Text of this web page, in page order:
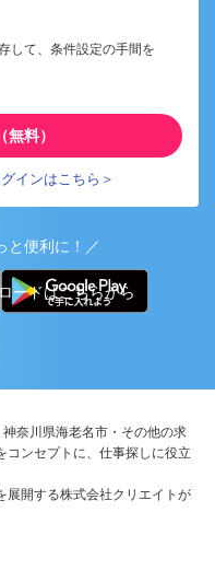
して、条件設定の手間を
料）
インはこちら＞
と便利に！／
ードはこちらから
神奈川県海老名市・その他の求
コンセプトに、仕事探しに役立
展開する株式会社クリエイトが